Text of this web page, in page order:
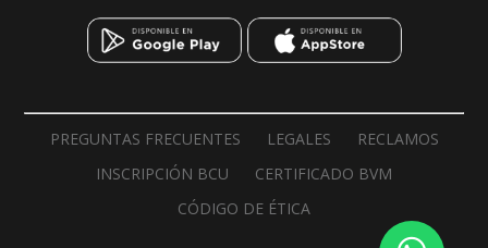
PREGUNTAS FRECUENTES LEGALES
RECLAMOS
INSCRIPCIÓN BCU
CERTIFICADO BVM
CÓDIGO DE ÉTICA